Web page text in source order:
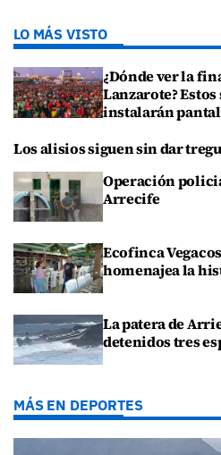
LO MÁS VISTO
¿Dónde ver la
Lanzarote?
instalarán
Los alisios siguen sin dar
Operación
Arrecife
Ecofinca
homenajea la
La patera de
detenidos tres
MÁS EN DEPORTES